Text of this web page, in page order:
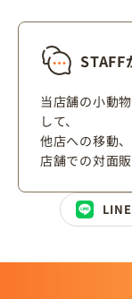
STAFF
当店舗の小動
して、
他店への移動
店舗での対面